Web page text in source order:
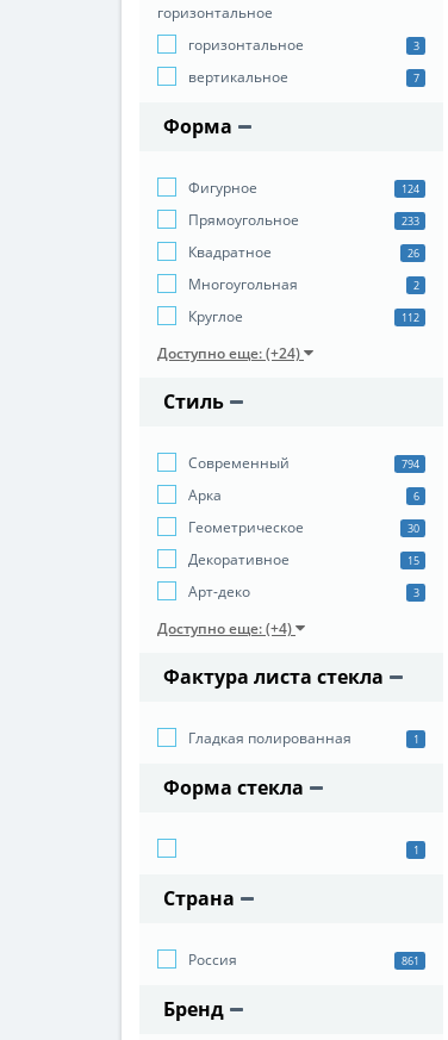
горизонтальное
горизонтальное 3
вертикальное 7
Форма
Фигурное 124
Прямоугольное 233
Квадратное 26
Многоугольная 2
Круглое 112
Доступно еще: (+24)
Стиль
Cовременный 794
Арка 6
Геометрическое 30
Декоративное 15
Арт-деко 3
Доступно еще: (+4)
Фактура листа стекла
Гладкая полированная 1
Форма стекла
1
Страна
Россия 861
Бренд